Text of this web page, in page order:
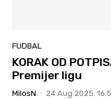
FUDBAL
KORAK OD
Premijer ligu
MilosN - 24 Aug 2025.